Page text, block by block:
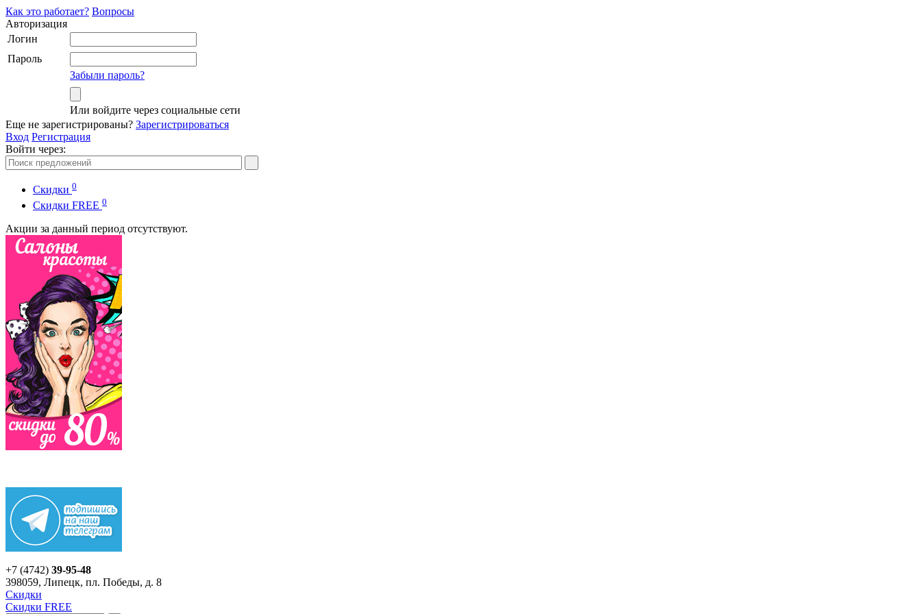
Как это работает? Вопросы
Авторизация
Логин
Пароль
Забыли пароль?
Или войдите через социальные сети
Еще не зарегистрированы? Зарегистрироваться
Вход Регистрация
Войти через:
Скидки 0
Cкидки FREE 0
Акции за данный период отсутствуют.
+7 (4742) 39-95-48
398059, Липецк, пл. Победы, д. 8
Скидки
Скидки FREE